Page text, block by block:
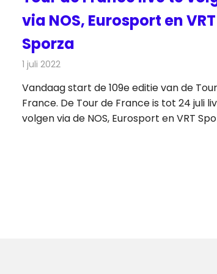
via NOS, Eurosport en VRT
Sporza
1 juli 2022
Vandaag start de 109e editie van de
France. De Tour de France is tot 24 juli
volgen via de NOS, Eurosport en VRT